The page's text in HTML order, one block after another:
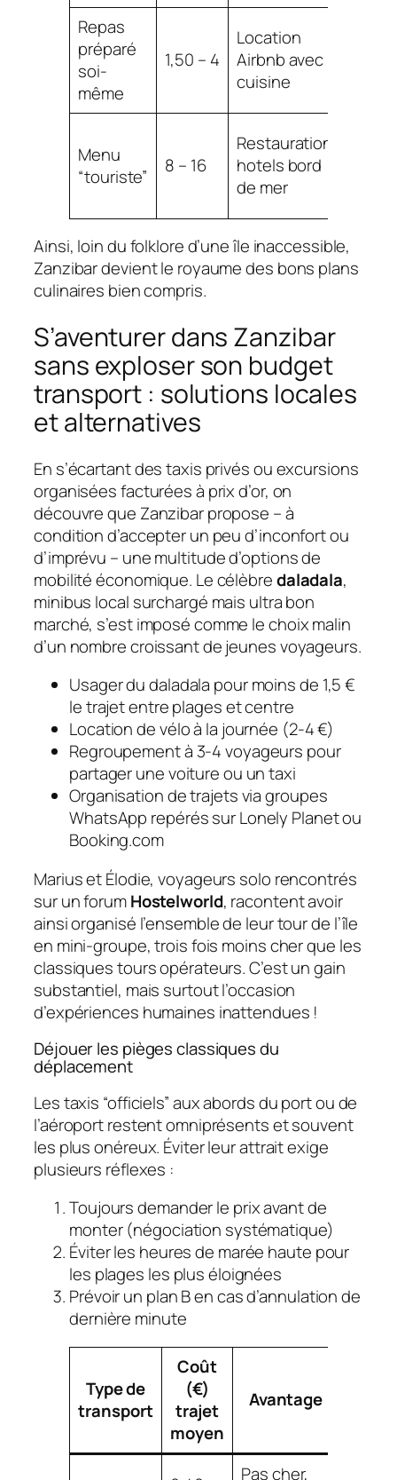
Repas
préparé
soi-
même
1,50 – 4
Location
Airbnb avec
cuisine
Menu
“touriste”
8 – 16
Restauration
hotels bord
de mer
Ainsi, loin du folklore d’une île inaccessible,
Zanzibar devient le royaume des bons plans
culinaires bien compris.
S’aventurer dans Zanzibar
sans exploser son budget
transport : solutions locales
et alternatives
En s’écartant des taxis privés ou excursions
organisées facturées à prix d’or, on
découvre que Zanzibar propose – à
condition d’accepter un peu d’inconfort ou
d’imprévu – une multitude d’options de
mobilité économique. Le célèbredaladala,
minibus local surchargé mais ultra bon
marché, s’est imposé comme le choix malin
d’un nombre croissant de jeunes voyageurs.
Usager du daladala pour moins de 1,5 €
le trajet entre plages et centre
Location de vélo à la journée (2-4 €)
Regroupement à 3-4 voyageurs pour
partager une voiture ou un taxi
Organisation de trajets via groupes
WhatsApp repérés sur Lonely Planet ou
Booking.com
Marius et Élodie, voyageurs solo rencontrés
sur un forumHostelworld, racontent avoir
ainsi organisé l’ensemble de leur tour de l’île
en mini-groupe, trois fois moins cher que les
classiques tours opérateurs. C’est un gain
substantiel, mais surtout l’occasion
d’expériences humaines inattendues !
Déjouer les pièges classiques du
déplacement
Les taxis “officiels” aux abords du port ou de
l’aéroport restent omniprésents et souvent
les plus onéreux. Éviter leur attrait exige
plusieurs réflexes :
Toujours demander le prix avant de
monter (négociation systématique)
Éviter les heures de marée haute pour
les plages les plus éloignées
Prévoir un plan B en cas d’annulation de
dernière minute
Type de
transport
Coût
(€)
trajet
moyen
Avantage
Pas cher,